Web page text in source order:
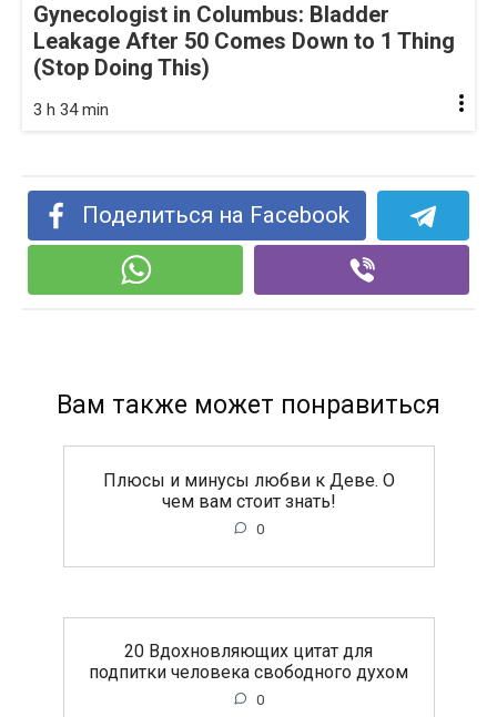
Gynecologist in Columbus: Bladder
Leakage After 50 Comes Down to 1 Thing
(Stop Doing This)
3 h 34 min
Поделиться на Facebook
Вам также может понравиться
Плюсы и минусы любви к Деве. О
чем вам стоит знать!
0
20 Вдохновляющих цитат для
подпитки человека свободного духом
0